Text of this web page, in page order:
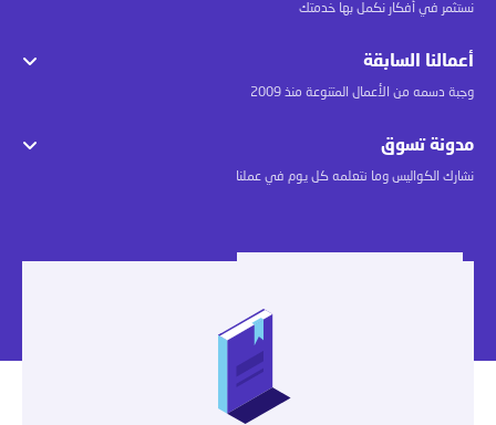
نستثمر في أفكار نكمل بها خدمتك
أعمالنا السابقة
وجبة دسمه من الأعمال المتنوعة منذ 2009
مدونة تسوق
نشارك الكواليس وما نتعلمه كل يوم في عملنا